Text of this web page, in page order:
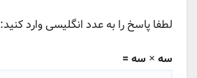
لطفا پاسخ را به عدد انگلیسی وارد کنید:
سه × سه =